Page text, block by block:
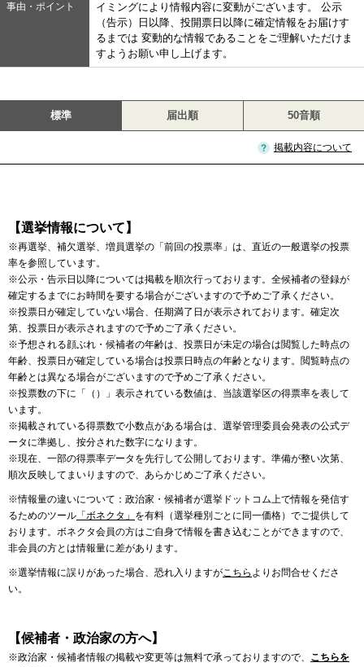
事由・ポイント
イミングにより情報内容に変動がございます。 公示
（告示）日以降、投開票日以降に確定情報をお届けす
るまでは 変動的な情報であることをご理解いただけま
すようお願い申し上げます。
標準 届出順 50音順
掲載内容について
【選挙情報について】
※再選挙、補欠選挙、増員選挙の「前回の投票率」は、直近の一般選挙の投票
率を参照しています。
※公示・告示日以降については掲載を順次行っております。全候補者の登録が
確定するまでにお時間を要する場合がございますので予めご了承ください。
※投票日が確定していない場合、任期満了日が表示されております。確定次
第、投票日が表示されますので予めご了承ください。
※予想される顔ぶれ・候補者の年齢は、投票日が未定の場合は閲覧した時点の
年齢、投票日が確定している場合は投票日時点の年齢となります。閲覧時点の
年齢とは異なる場合がございますので予めご了承ください。
※投票数の下に「（）」表示されている数値は、当該選挙区の得票率を表して
います。
※掲載されている得票数で小数点がある場合は、選挙管理委員会発表の公式デ
ータに準拠し、按分された数字になります。
※現在、一部の得票率データを先行して公開しております。準備が整い次第、
順次反映してまいりますので、あらかじめご了承ください。
※情報量の違いについて：政治家・候補者が選挙ドットコム上で情報を発信す
るためのツール 「ボネクタ」 を有料（選挙種別ごとに同一価格）でご提供して
おります。ボネクタ会員の方はご自身で情報を書き込むことができますので、
非会員の方とは情報量に差があります。
※選挙情報に誤りがあった場合、恐れ入りますがこちら よりお問合せくださ
い。
【候補者・政治家の方へ】
※政治家・候補者情報の掲載や変更等は無料で承っておりますので、 こちらを